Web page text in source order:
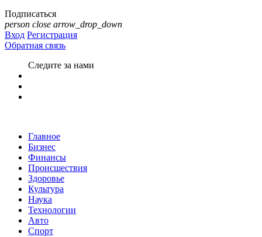
Подписаться
person close arrow_drop_down
Вход Регистрация
Обратная связь
Следите за нами
Главное
Бизнес
Финансы
Происшествия
Здоровье
Культура
Наука
Технологии
Авто
Спорт